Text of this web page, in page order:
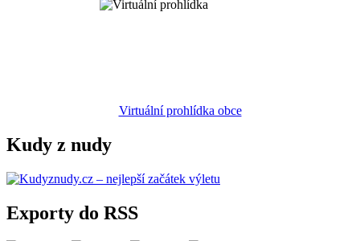
Virtuální prohlídka obce
Kudy z nudy
Exporty do RSS